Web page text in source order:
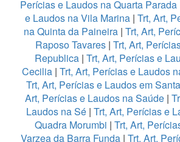
Perícias e Laudos na Quarta Parada
e Laudos na Vila Marina| Trt, Art,
na Quinta da Paineira| Trt, Art,
Raposo Tavares | Trt, Art,
Republica| Trt, Art, Perícias e
Cecilia | Trt, Art, Perícias e Laudos
Trt, Art, Perícias e Laudos em
Art, Perícias e Laudos na Saúde |
Laudos na Sé | Trt, Art, Perícias e
Quadra Morumbi | Trt, Art,
Varzea da Barra Funda | Trt, Art,